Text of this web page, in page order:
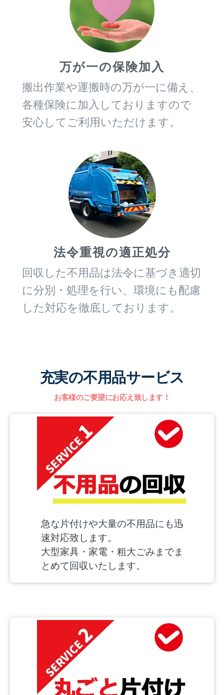
万が一の保険加入
搬出作業や運搬時の万が一に備え、
各種保険に加入しておりますので
安心してご利用いただけます。
法令重視の適正処分
回収した不用品は法令に基づき適切
に分別・処理を行い、環境にも配慮
した対応を徹底しております。
充実の不用品サービス
お客様のご要望にお応え致します！
急な片付けや大量の不用品にも迅
速対応致します。
大型家具・家電・粗大ごみまでま
とめて回収いたします。